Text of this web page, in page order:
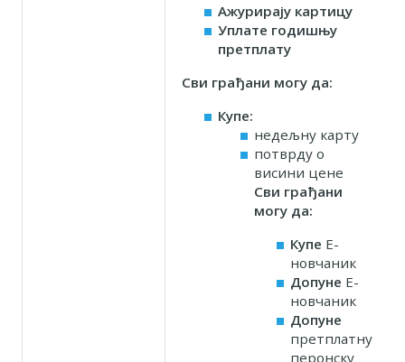
Ажурирају картицу
Уплате годишњу
претплату
Сви грађани могу да:
Купе:
недељну карту
потврду о
висини цене
Сви грађани
могу да:
Купе Е-
новчаник
Допуне Е-
новчаник
Допуне
претплатну
перонску